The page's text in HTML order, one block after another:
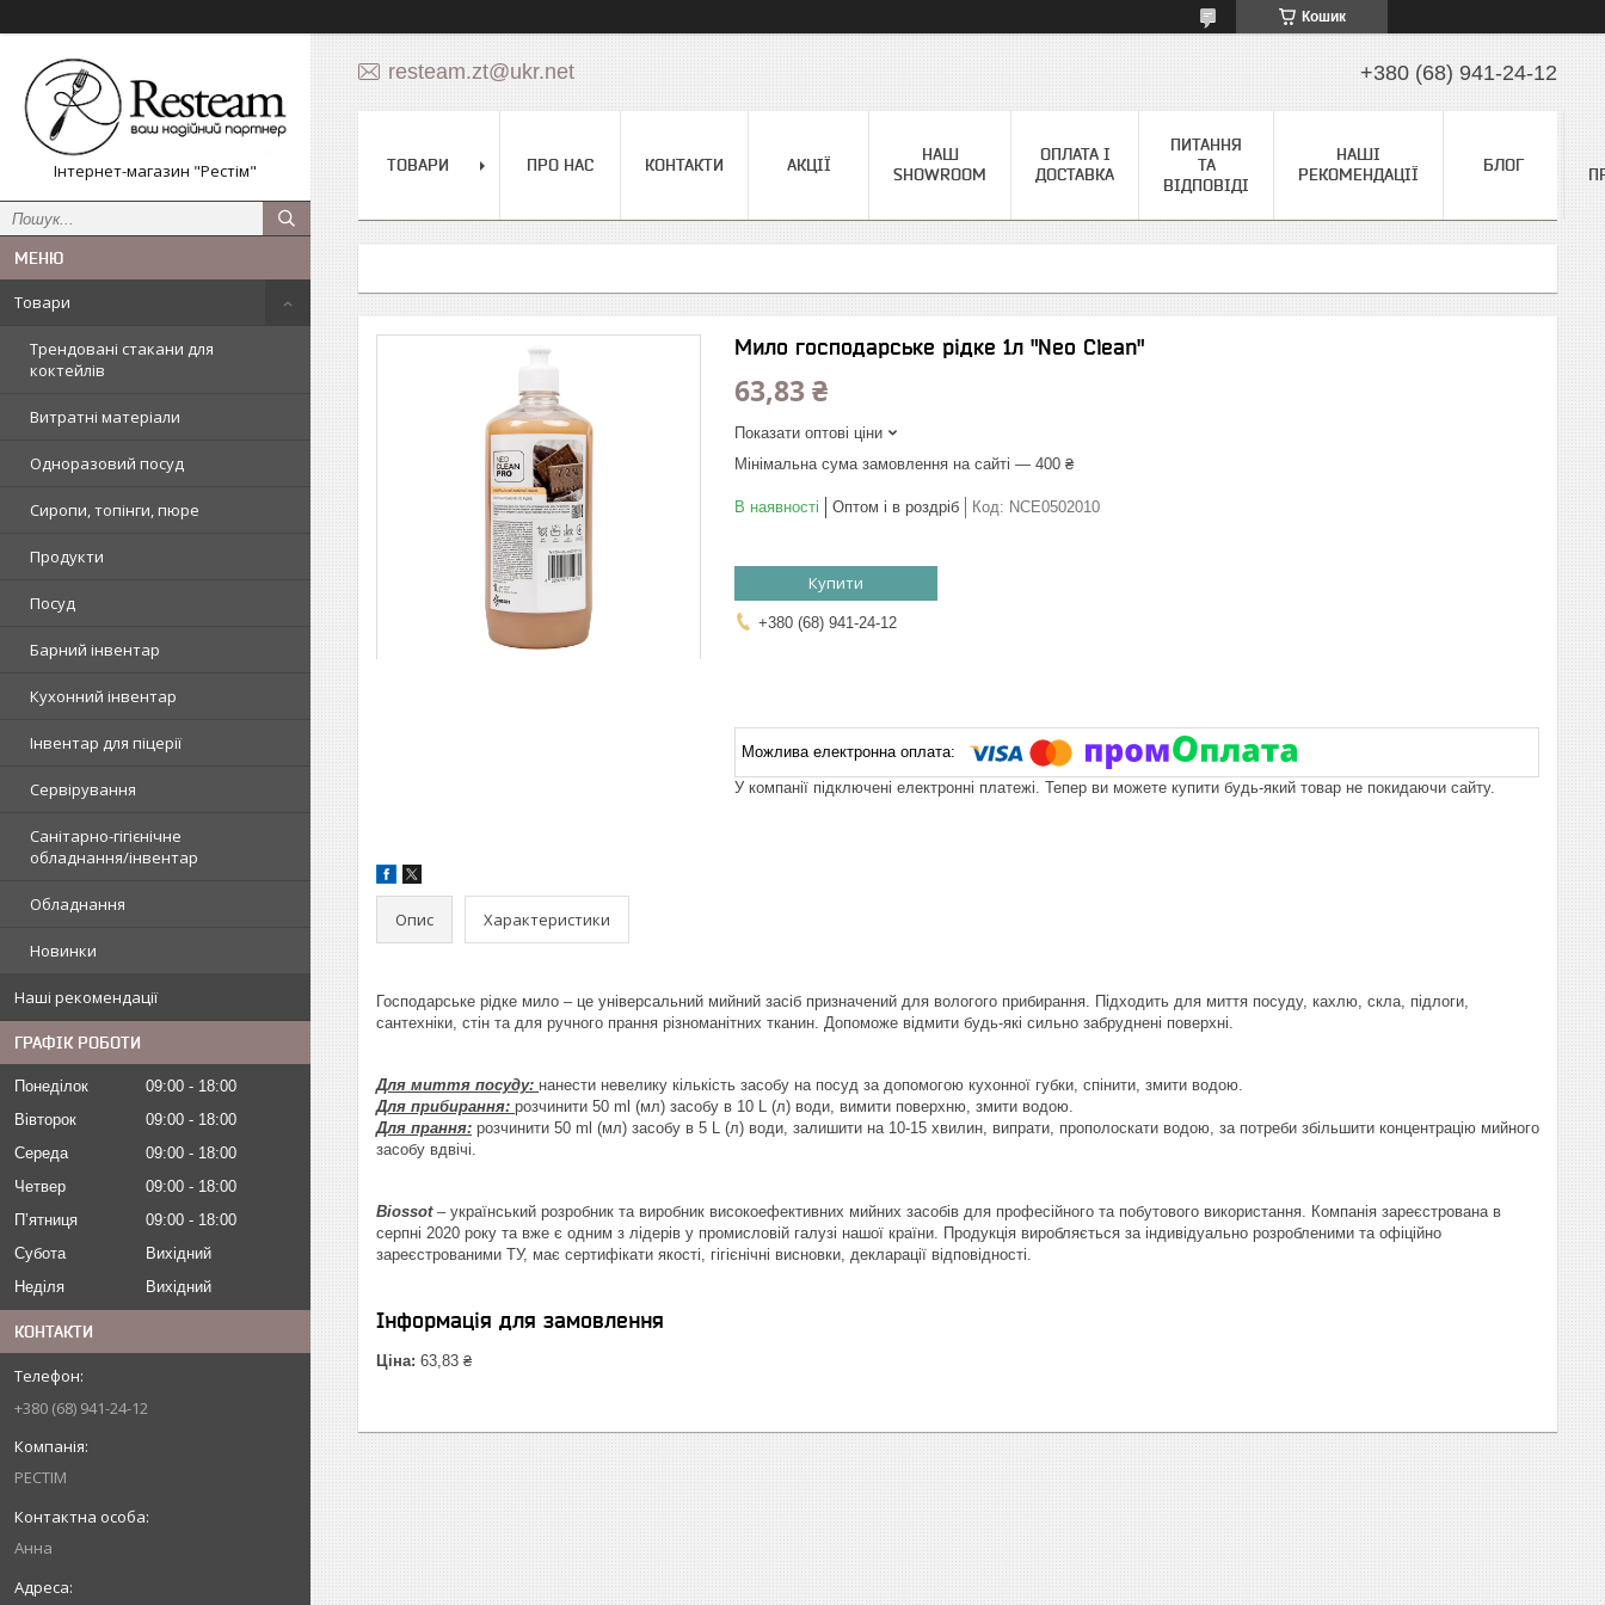
Кошик
Інтернет-магазин "Рестім"
Товари
Трендовані стакани для
коктейлів
Витратні матеріали
Одноразовий посуд
Сиропи, топінги, пюре
Продукти
Посуд
Барний інвентар
Кухонний інвентар
Інвентар для піцерії
Сервірування
Санітарно-гігієнічне
обладнання/інвентар
Обладнання
Новинки
Наші рекомендації
ГРАФІК РОБОТИ
Понеділок 09:00
18:00
Вівторок
09:00
18:00
Середа
09:00
18:00
Четвер
09:00
18:00
Пʼятниця
09:00
18:00
Субота
Вихідний
Неділя
Вихідний
КОНТАКТИ
+380 (68) 941-24-12
РЕСТІМ
Анна
resteam.zt@ukr.net +380 (68) 941-24-12
ТОВАРИ ПРО НАС КОНТАКТИ АКЦІЇ
НАШ
SHOWROOM
ОПЛАТА І
ДОСТАВКА
ПИТАННЯ
ТА
ВІДПОВІДІ
НАШІ
РЕКОМЕНДАЦІЇ
БЛОГ
Мило господарське рідке 1л "Neo Clean"
63,83 ₴
Показати оптові ціни
Мінімальна сума замовлення на сайті — 400 ₴
В наявності Оптом і в роздріб Код: NCE0502010
Купити
+380 (68) 941-24-12
У компанії підключені електронні платежі. Тепер ви можете купити будь-який товар не покидаючи сайту.
Опис Характеристики
Господарське рідке мило – це універсальний мийний засіб призначений для вологого прибирання. Підходить для миття посуду, кахлю, скла, підлоги,
сантехніки, стін та для ручного прання різноманітних тканин. Допоможе відмити будь-які сильно забруднені поверхні.
Для миття посуду: нанести невелику кількість засобу на посуд за допомогою кухонної губки, спінити, змити водою.
Для прибирання: розчинити 50 ml (мл) засобу в 10 L (л) води, вимити поверхню, змити водою.
Для прання: розчинити 50 ml (мл) засобу в 5 L (л) води, залишити на 10-15 хвилин, випрати, прополоскати водою, за потреби збільшити концентрацію мийного
засобу вдвічі.
Biossot– український розробник та виробник високоефективних мийних засобів для професійного та побутового використання. Компанія зареєстрована в
серпні 2020 року та вже є одним з лідерів у промисловій галузі нашої країни. Продукція виробляється за індивідуально розробленими та офіційно
зареєстрованими ТУ, має сертифікати якості, гігієнічні висновки, декларації відповідності.
Інформація для замовлення
Ціна: 63,83 ₴